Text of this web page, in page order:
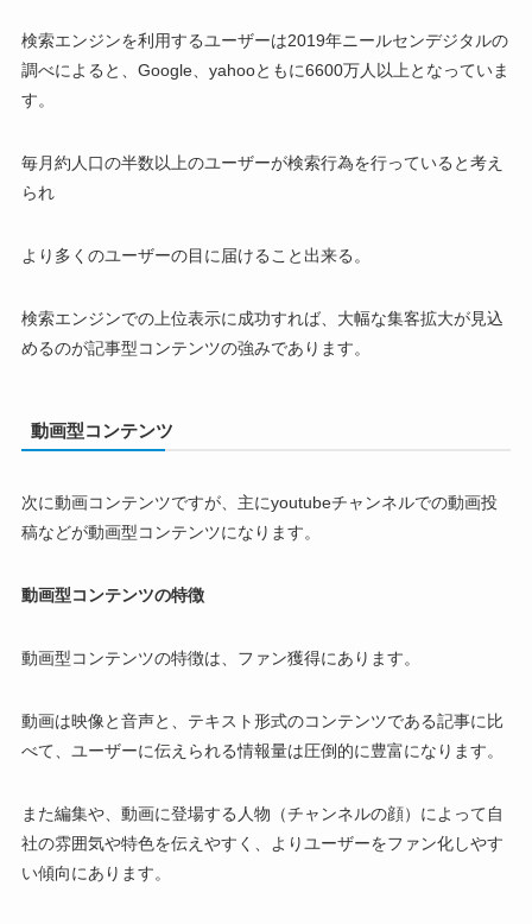
検索エンジンを利用するユーザーは2019年ニールセンデジタルの
調べによると、Google、yahooともに6600万人以上となっていま
す。
毎月約人口の半数以上のユーザーが検索行為を行っていると考え
られ
より多くのユーザーの目に届けること出来る。
検索エンジンでの上位表示に成功すれば、大幅な集客拡大が見込
めるのが記事型コンテンツの強みであります。
動画型コンテンツ
次に動画コンテンツですが、主にyoutubeチャンネルでの動画投
稿などが動画型コンテンツになります。
動画型コンテンツの特徴
動画型コンテンツの特徴は、ファン獲得にあります。
動画は映像と音声と、テキスト形式のコンテンツである記事に比
べて、ユーザーに伝えられる情報量は圧倒的に豊富になります。
また編集や、動画に登場する人物（チャンネルの顔）によって自
社の雰囲気や特色を伝えやすく、よりユーザーをファン化しやす
い傾向にあります。